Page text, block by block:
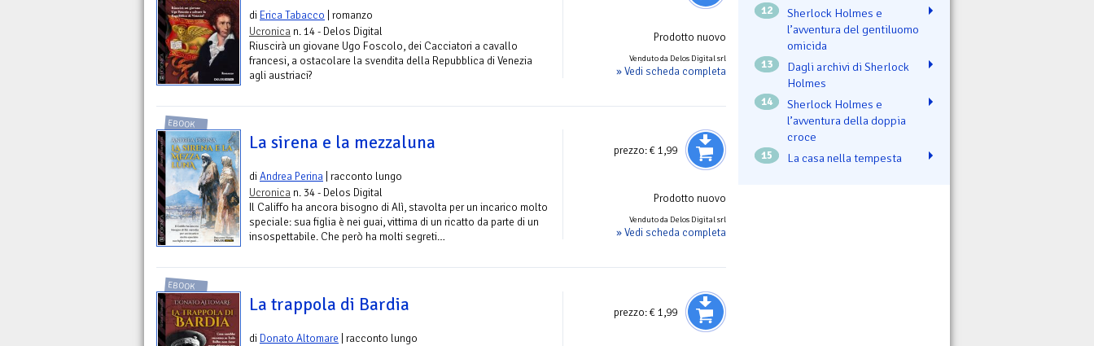
Prodotto nuovo
Venduto da Delos Digital srl
» Vedi scheda completa
di Erica Tabacco | romanzo
Ucronica n. 14 - Delos Digital
Riuscirà un giovane Ugo Foscolo, dei Cacciatori a cavallo
francesi, a ostacolare la svendita della Repubblica di Venezia
agli austriaci?
prezzo:€ 1,99
Prodotto nuovo
Venduto da Delos Digital srl
» Vedi scheda completa
EBOOK
La sirena e la mezzaluna
diAndrea Perina | racconto lungo
Ucronica n. 34 - Delos Digital
Il Califfo ha ancora bisogno di Alì, stavolta per un incarico molto
speciale: sua figlia è nei guai, vittima di un ricatto da parte di un
insospettabile. Che però ha molti segreti…
prezzo:€ 1,99
EBOOK
La trappola di Bardia
di Donato Altomare | racconto lungo
12
Sherlock Holmes e
l’avventura del gentiluomo
omicida
13
Dagli archivi di Sherlock
Holmes
14
Sherlock Holmes e
l’avventura della doppia
croce
15 La casa nella tempesta